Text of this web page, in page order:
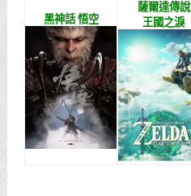
黑神話 悟空
薩爾達傳說
王國之淚